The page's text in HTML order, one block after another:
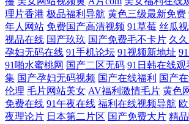
理片香港 极品福利导航 黄色三级最新免费
年人网站 免费国产高清视频 91草莓 丝瓜
视品在线 国产玖玖 国产免费毛不卡片 久
孕妇无码在线 91手机论坛 91视频新地址
91啪水蜜桃网 国产二区无码 91日韩在线观
集 国产孕妇无码视频 国产在线福利 国产
伦理 毛片网站美女 AV福利激情毛片 黄色
免费在线 91午夜在线 福利在线视频导航
夜理论片 日本第二片区 国产免费大片 精